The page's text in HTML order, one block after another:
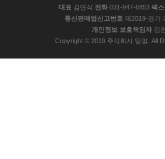
대표 김면식 전화 031-947-6853 팩스
통신판매업신고번호 제2019-경기
개인정보 보호책임자 김
Copyright © 2019 주식회사 밀알. All